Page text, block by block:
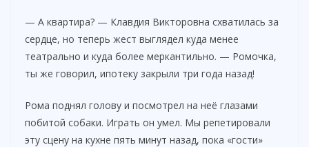
— А квартира? — Клавдия Викторовна схватилась за
сердце, но теперь жест выглядел куда менее
театрально и куда более меркантильно. — Ромочка,
ты же говорил, ипотеку закрыли три года назад!
Рома поднял голову и посмотрел на неё глазами
побитой собаки. Играть он умел. Мы репетировали
эту сцену на кухне пять минут назад, пока «гости»